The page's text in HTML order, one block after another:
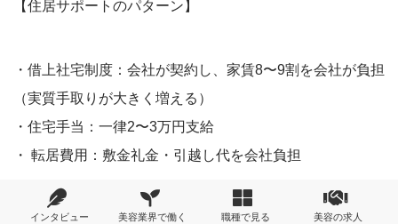
【住居サポートのパターン】
・借上社宅制度：会社が契約し、家賃8〜9割を会社が負担
（実質手取りが大きく増える）
・住宅手当：一律2〜3万円支給
・ 転居費用：敷金礼金・引越し代を会社負担
「年収500万円＋家賃自己負担」と「年収450万円＋家賃9
インタビュー 美容業界で働く 職種で見る 美容の求人